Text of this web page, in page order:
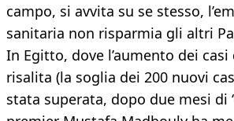
campo, si avvita su se stesso,
sanitaria non risparmia gli altri
In Egitto, dove l’aumento dei
risalita (la soglia dei 200 nuovi
stata superata, dopo due mesi di